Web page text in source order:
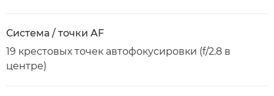
Система / точки AF
19 крестовых точек автофокусировки (f/2.8 в
центре)